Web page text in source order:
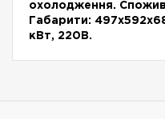
охолодження.
Габарити:
кВт, 220В.